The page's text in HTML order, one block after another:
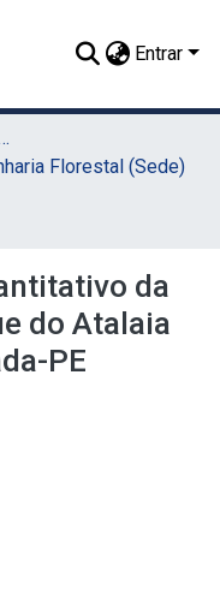
Entrar
- UFRPE (Sede)
Florestal (Sede)
da
do Atalaia
PE